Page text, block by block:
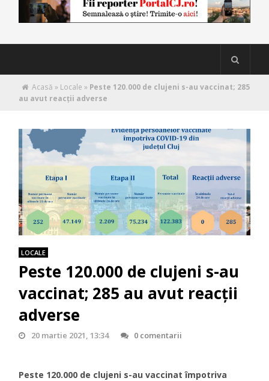
Acasă » Locale » Peste 120.000 de clujeni s-au vaccinat; 285
au avut reacţii adverse
LOCALE
Peste 120.000 de clujeni s-au
vaccinat; 285 au avut reacţii
adverse
20 martie 2021, 13:34 0 comentarii
Peste 120.000 de clujeni s-au vaccinat împotriva